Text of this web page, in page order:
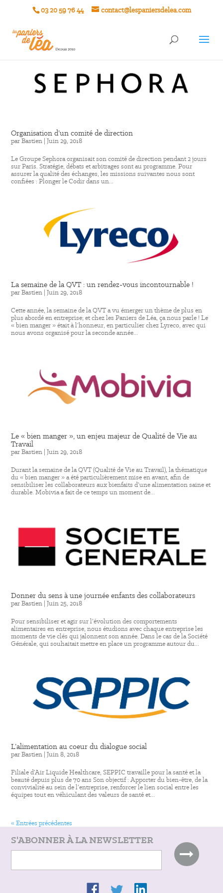
03 20 59 76 44 contact@lespaniersdelea.com
Organisation d’un comité de direction
parBastien |Juin 29, 2018
Le Groupe Sephora organisait son comité de direction pendant 2 jours
sur Paris. Stratégie, débats et arbitrages sont au programme. Pour
assurer la qualité des échanges, les missions suivantes nous sont
confiées : Plonger le Codir dans un...
La semaine de la QVT : un rendez-vous incontournable !
parBastien |Juin 29, 2018
Cette année, la semaine de la QVT a vu émerger un thème de plus en
plus abordé en entreprise; et chez les Paniers de Léa, ça nous parle ! Le
« bien manger » était à l’honneur, en particulier chez Lyreco, avec qui
nous avons organisé pour la seconde année...
Le « bien manger », un enjeu majeur de Qualité de Vie au
Travail
parBastien |Juin 29, 2018
Durant la semaine de la QVT (Qualité de Vie au Travail), la thématique
du « bien manger » a été particulièrement mise en avant, afin de
sensibiliser les collaborateurs aux bienfaits d’une alimentation saine et
durable. Mobivia a fait de ce temps un moment de...
Donner du sens à une journée enfants des collaborateurs
parBastien |Juin 25, 2018
Pour sensibiliser et agir sur l’évolution des comportements
alimentaires en entreprise, nous étudions avec chaque entreprise les
moments de vie clés qui jalonnent son année. Dans le cas de la Société
Générale, qui souhaitait mettre en place un programme autour du...
L’alimentation au coeur du dialogue social
parBastien |Juin 8, 2018
Filiale d’Air Liquide Healthcare, SEPPIC travaille pour la santé et la
beauté depuis plus de 70 ans Son objectif : Apporter du bien-être, de la
convivialité au sein de l’entreprise, renforcer le lien social entre les
équipes tout en véhiculant des valeurs de santé et...
« Entrées précédentes
S'ABONNER À LA NEWSLETTER